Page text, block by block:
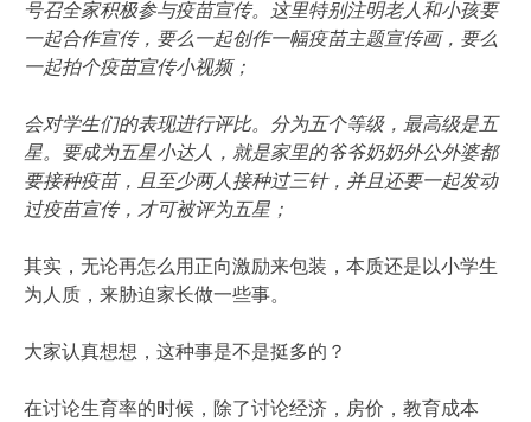
号召全家积极参与疫苗宣传。这里特别注明老人和小孩要
一起合作宣传，要么一起创作一幅疫苗主题宣传画，要么
一起拍个疫苗宣传小视频；
会对学生们的表现进行评比。分为五个等级，最高级是五
星。要成为五星小达人，就是家里的爷爷奶奶外公外婆都
要接种疫苗，且至少两人接种过三针，并且还要一起发动
过疫苗宣传，才可被评为五星；
其实，无论再怎么用正向激励来包装，本质还是以小学生
为人质，来胁迫家长做一些事。
大家认真想想，这种事是不是挺多的？
在讨论生育率的时候，除了讨论经济，房价，教育成本